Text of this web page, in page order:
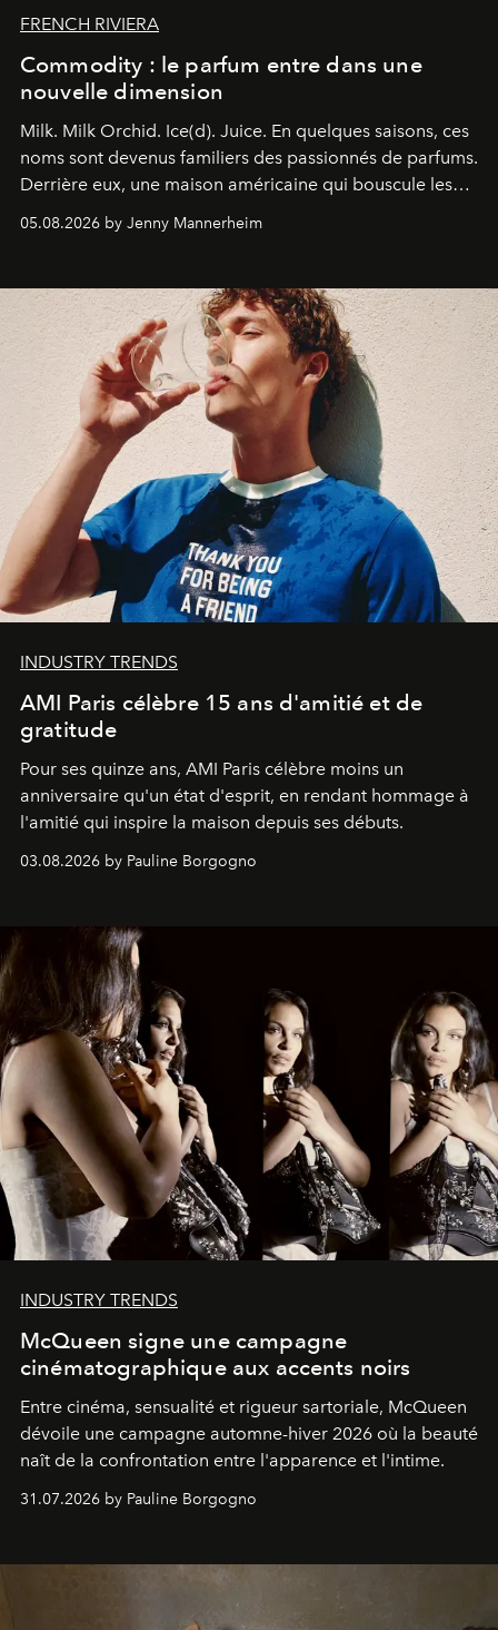
FRENCH RIVIERA
Commodity : le parfum entre dans une
nouvelle dimension
Milk. Milk Orchid. Ice(d). Juice. En quelques saisons, ces
noms sont devenus familiers des passionnés de parfums.
Derrière eux, une maison américaine qui bouscule les
codes de la parfumerie contemporaine en proposant
une approche aussi intuitive que personnelle :
05.08.2026 by Jenny Mannerheim
INDUSTRY TRENDS
AMI Paris célèbre 15 ans d'amitié et de
gratitude
Pour ses quinze ans, AMI Paris célèbre moins un
anniversaire qu'un état d'esprit, en rendant hommage à
l'amitié qui inspire la maison depuis ses débuts.
03.08.2026 by Pauline Borgogno
INDUSTRY TRENDS
McQueen signe une campagne
cinématographique aux accents noirs
Entre cinéma, sensualité et rigueur sartoriale, McQueen
dévoile une campagne automne-hiver 2026 où la beauté
naît de la confrontation entre l'apparence et l'intime.
31.07.2026 by Pauline Borgogno